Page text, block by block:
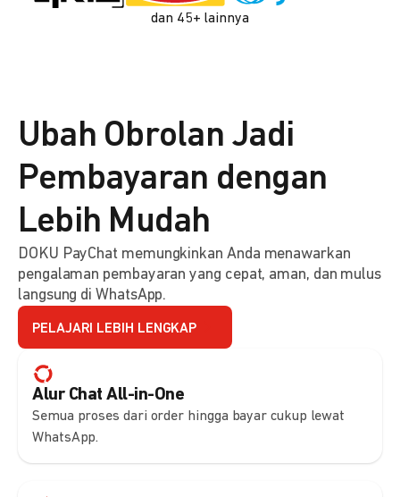
dan 45+ lainnya
Alur Chat All-in-One
Semua proses dari order hingga bayar cukup lewat
WhatsApp.
Ubah Obrolan Jadi
Pembayaran dengan
Lebih Mudah
DOKU PayChat memungkinkan Anda menawarkan
pengalaman pembayaran yang cepat, aman, dan mulus
langsung di WhatsApp.
PELAJARI LEBIH LENGKAP